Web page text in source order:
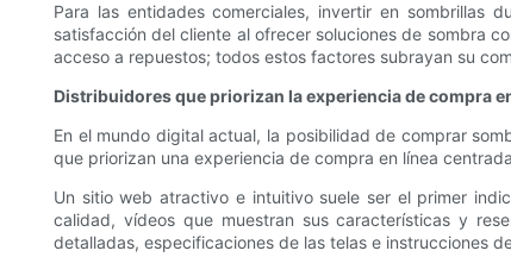
Para las entidades comerciales, invertir en sombrillas
satisfacción del cliente al ofrecer soluciones de sombra
acceso a repuestos; todos estos factores subrayan su
Distribuidores que priorizan la experiencia de compra
En el mundo digital actual, la posibilidad de comprar
que priorizan una experiencia de compra en línea
Un sitio web atractivo e intuitivo suele ser el primer
calidad, vídeos que muestran sus características y
detalladas, especificaciones de las telas e instrucciones